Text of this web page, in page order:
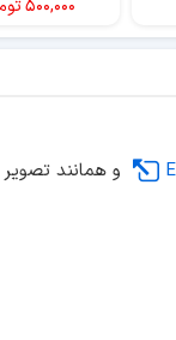
۵۰۰,۰۰۰
و همانند